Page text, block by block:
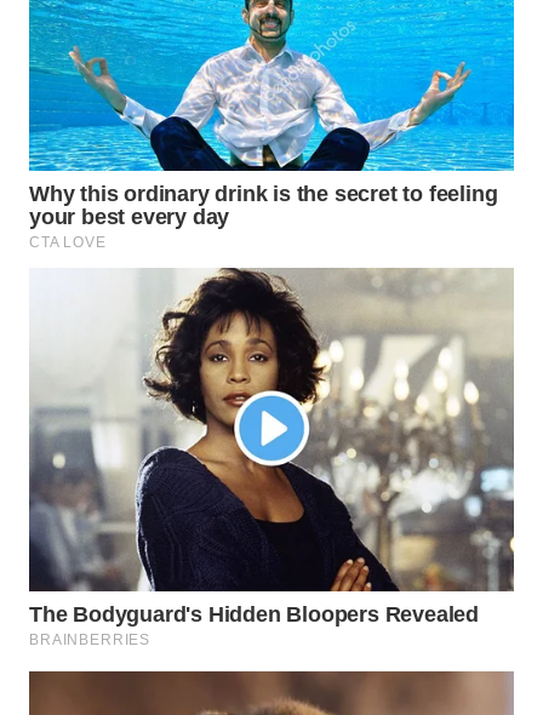
PURWAKARTA
WN
PRIANGAN
TIMUR
WN
SEMARANG
BOROBUDUR
MADURA
WN
SURABAYA
WN